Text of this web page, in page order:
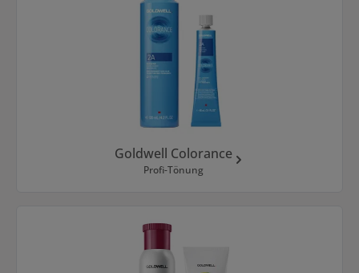
Goldwell Colorance
Profi-Tönung